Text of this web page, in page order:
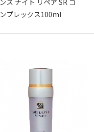
ンス ナイト リペア SR コ
ンプレックス100ml